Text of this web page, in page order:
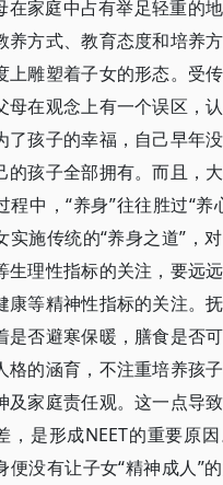
在家庭中占有举足轻重的
养方式、教育态度和培养
上雕塑着子女的形态。受
母在观念上有一个误区，
了孩子的幸福，自己早年
的孩子全部拥有。而且，
程中，“养身”往往胜过“养
实施传统的“养身之道”，
生理性指标的关注，要远
康等精神性指标的关注。
是否避寒保暖，膳食是否
格的涵育，不注重培养孩
及家庭责任观。这一点导
，是形成NEET的重要原
便没有让子女“精神成人”